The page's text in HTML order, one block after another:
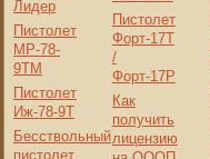
Лидер
Пистолет
МР-78-
9ТМ
Пистолет
Иж-78-9Т
Бесствольный
пистолет
Пистолет
Форт-17T
/
Форт-17P
Как
получить
лицензию